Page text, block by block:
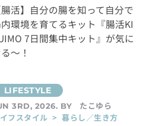
腸活】自分の腸を知って自分で
環境を育てるキット『腸活KI
7日間集中キット』が気に
～！
3RD, 2026. BY
たこゆら
フスタイル > 暮らし／生き方